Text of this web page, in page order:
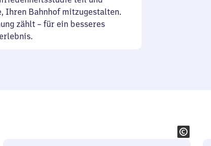
Ihren Bahnhof mitzugestalten.
zählt – für ein besseres